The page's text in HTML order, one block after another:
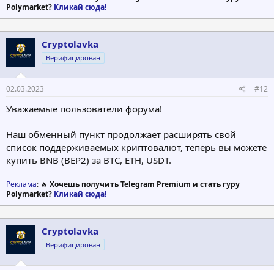
Polymarket? Кликай сюда!
Cryptolavka
Верифицирован
02.03.2023 #12
Уважаемые пользователи форума!
Наш обменный пункт продолжает расширять свой
список поддерживаемых криптовалют, теперь вы можете
купить BNB (BEP2) за BTC, ETH, USDT.
Реклама: 🔥 Хочешь получить Telegram Premium и стать гуру
Polymarket? Кликай сюда!
Cryptolavka
Верифицирован